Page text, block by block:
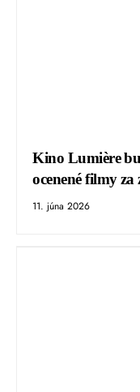
Kino Lumière
ocenené filmy
11. júna 2026